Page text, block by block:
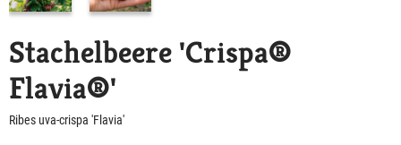
Stachelbeere 'Crispa®
Flavia®'
Ribes uva-crispa 'Flavia'